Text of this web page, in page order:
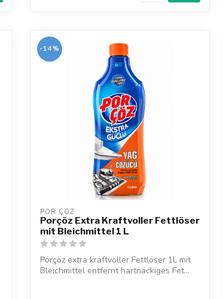
-14%
POR ÇÖZ
Porçöz Extra Kraftvoller Fettlöser
mit Bleichmittel 1 L
Porçöz extra kraftvoller Fettlöser 1L mit
Bleichmittel entfernt hartnäckiges Fet...